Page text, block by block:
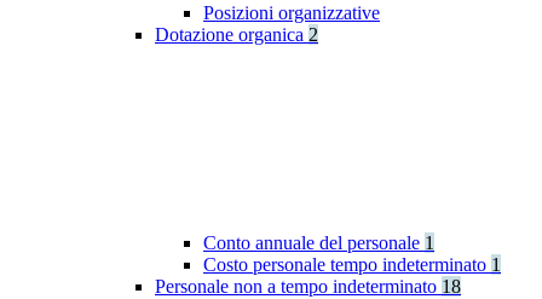
Posizioni organizzative
Dotazione organica 2
Conto annuale del personale 1
Costo personale tempo indeterminato 1
Personale non a tempo indeterminato 18